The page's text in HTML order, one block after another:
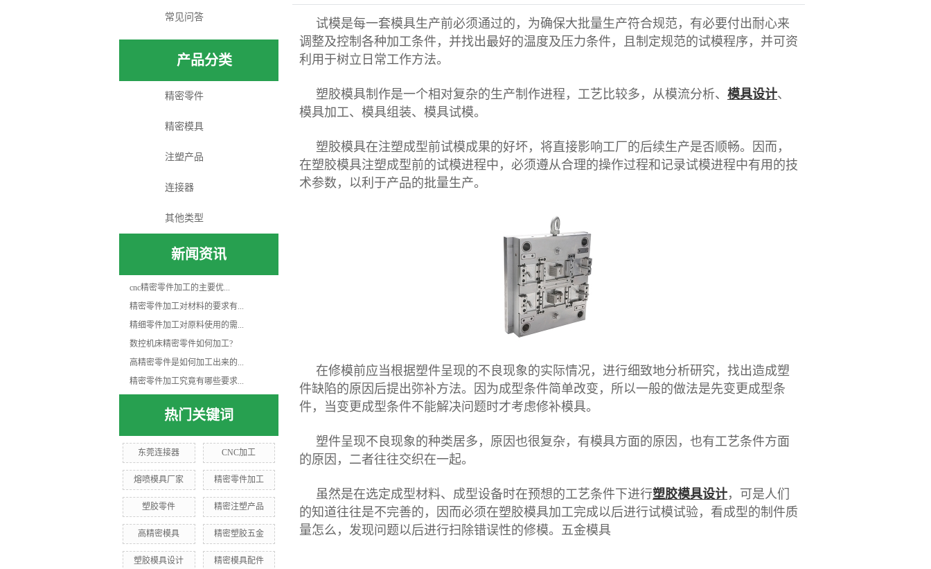
常见问答
产品分类
精密零件
精密模具
注塑产品
连接器
其他类型
新闻资讯
cnc精密零件加工的主要优...
精密零件加工对材料的要求有...
精细零件加工对原料使用的需...
数控机床精密零件如何加工?
高精密零件是如何加工出来的...
精密零件加工究竟有哪些要求...
热门关键词
东莞连接器 CNC加工
熔喷模具厂家 精密零件加工
塑胶零件 精密注塑产品
高精密模具 精密塑胶五金
塑胶模具设计 精密模具配件
试模是每一套模具生产前必须通过的，为确保大批量生产符合规范，有必要付出耐心来
调整及控制各种加工条件，并找出最好的温度及压力条件，且制定规范的试模程序，并可资
利用于树立日常工作方法。
塑胶模具制作是一个相对复杂的生产制作进程，工艺比较多，从模流分析、 模具设计、
模具加工、模具组装、模具试模。
塑胶模具在注塑成型前试模成果的好坏，将直接影响工厂的后续生产是否顺畅。因而，
在塑胶模具注塑成型前的试模进程中，必须遵从合理的操作过程和记录试模进程中有用的技
术参数，以利于产品的批量生产。
在修模前应当根据塑件呈现的不良现象的实际情况，进行细致地分析研究，找出造成塑
件缺陷的原因后提出弥补方法。因为成型条件简单改变，所以一般的做法是先变更成型条
件，当变更成型条件不能解决问题时才考虑修补模具。
塑件呈现不良现象的种类居多，原因也很复杂，有模具方面的原因，也有工艺条件方面
的原因，二者往往交织在一起。
虽然是在选定成型材料、成型设备时在预想的工艺条件下进行塑胶模具设计，可是人们
的知道往往是不完善的，因而必须在塑胶模具加工完成以后进行试模试验，看成型的制件质
量怎么，发现问题以后进行扫除错误性的修模。 五金模具